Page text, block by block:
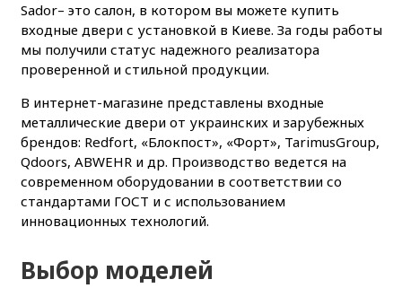
Sador– это салон, в котором вы можете купить
входные двери с установкой в Киеве. За годы работы
мы получили статус надежного реализатора
проверенной и стильной продукции.
В интернет-магазине представлены входные
металлические двери от украинских и зарубежных
брендов: Redfort, «Блокпост», «Форт», TarimusGroup,
Qdoors, ABWEHR и др. Производство ведется на
современном оборудовании в соответствии со
стандартами ГОСТ и с использованием
инновационных технологий.
Выбор моделей